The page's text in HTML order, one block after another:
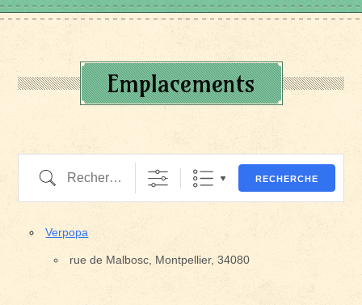
Emplacements
Recherche RECHERCHE
Verpopa
rue de Malbosc, Montpellier, 34080